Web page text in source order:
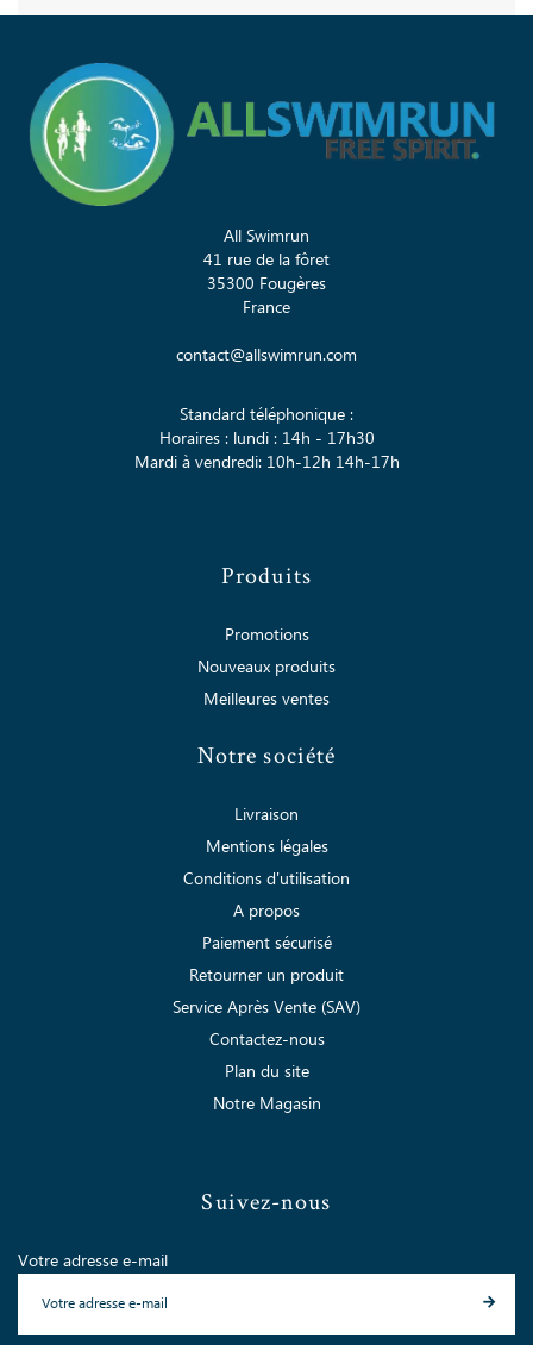
All Swimrun
41 rue de la fôret
35300 Fougères
France
contact@allswimrun.com
Standard téléphonique :
Horaires : lundi : 14h - 17h30
Mardi à vendredi: 10h-12h 14h-17h
Produits
Promotions
Nouveaux produits
Meilleures ventes
Notre société
Livraison
Mentions légales
Conditions d'utilisation
A propos
Paiement sécurisé
Retourner un produit
Service Après Vente (SAV)
Contactez-nous
Plan du site
Notre Magasin
Suivez-nous
Votre adresse e-mail